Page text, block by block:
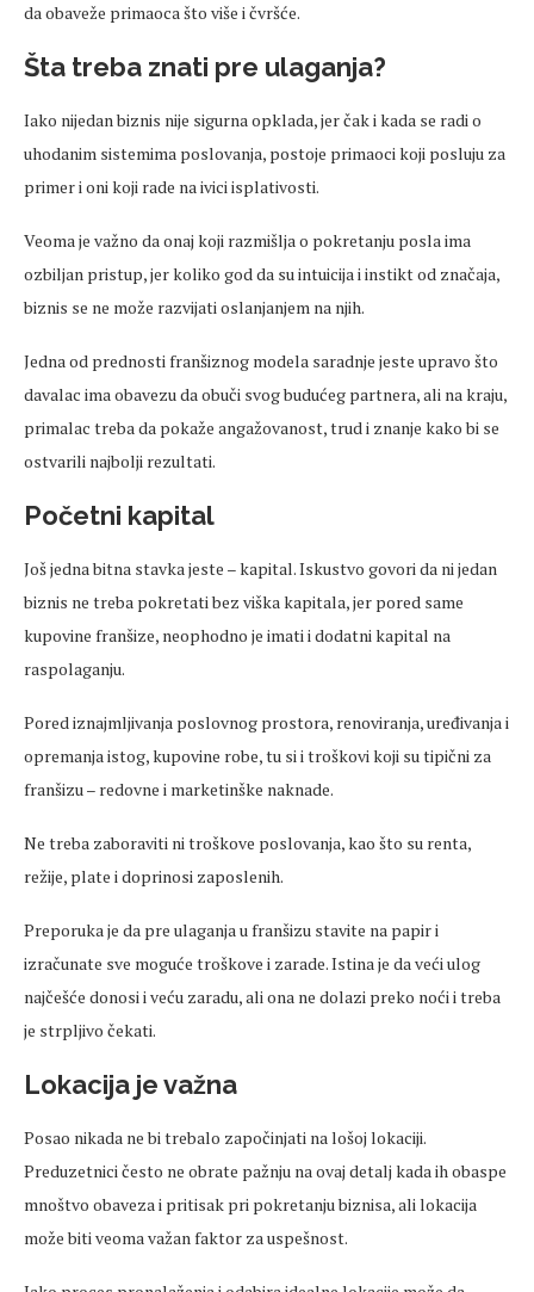
da obaveže primaoca što više i čvršće.
Šta treba znati pre ulaganja?
Iako nijedan biznis nije sigurna opklada, jer čak i kada se radi o
uhodanim sistemima poslovanja, postoje primaoci koji posluju za
primer i oni koji rade na ivici isplativosti.
Veoma je važno da onaj koji razmišlja o pokretanju posla ima
ozbiljan pristup, jer koliko god da su intuicija i instikt od značaja,
biznis se ne može razvijati oslanjanjem na njih.
Jedna od prednosti franšiznog modela saradnje jeste upravo što
davalac ima obavezu da obuči svog budućeg partnera, ali na kraju,
primalac treba da pokaže angažovanost, trud i znanje kako bi se
ostvarili najbolji rezultati.
Početni kapital
Još jedna bitna stavka jeste – kapital. Iskustvo govori da ni jedan
biznis ne treba pokretati bez viška kapitala, jer pored same
kupovine franšize, neophodno je imati i dodatni kapital na
raspolaganju.
Pored iznajmljivanja poslovnog prostora, renoviranja, uređivanja i
opremanja istog, kupovine robe, tu si i troškovi koji su tipični za
franšizu – redovne i marketinške naknade.
Ne treba zaboraviti ni troškove poslovanja, kao što su renta,
režije, plate i doprinosi zaposlenih.
Preporuka je da pre ulaganja u franšizu stavite na papir i
izračunate sve moguće troškove i zarade. Istina je da veći ulog
najčešće donosi i veću zaradu, ali ona ne dolazi preko noći i treba
je strpljivo čekati.
Lokacija je važna
Posao nikada ne bi trebalo započinjati na lošoj lokaciji.
Preduzetnici često ne obrate pažnju na ovaj detalj kada ih obaspe
mnoštvo obaveza i pritisak pri pokretanju biznisa, ali lokacija
može biti veoma važan faktor za uspešnost.